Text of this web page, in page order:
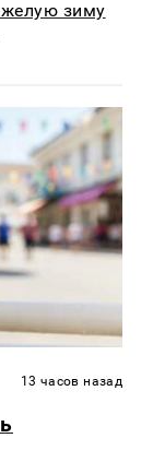
зиму
13 часов назад